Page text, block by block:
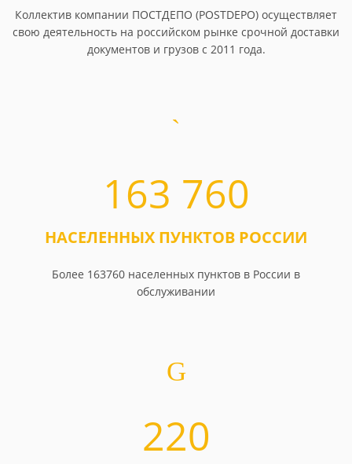
Коллектив компании ПОСТДЕПО (POSTDEPO) осуществляет
свою деятельность на российском рынке срочной доставки
документов и грузов с 2011 года.
163 760
НАСЕЛЕННЫХ ПУНКТОВ РОССИИ
Более 163760 населенных пунктов в России в
обслуживании
220